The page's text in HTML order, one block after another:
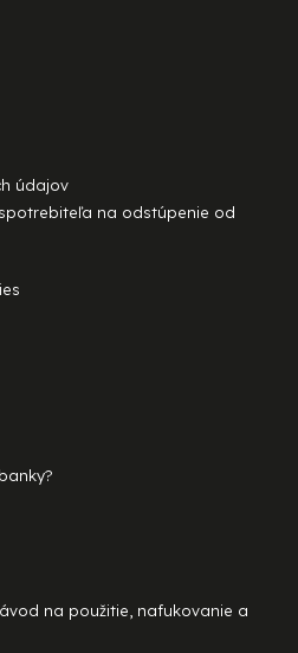
údajov
na odstúpenie od
na použitie, nafukovanie a